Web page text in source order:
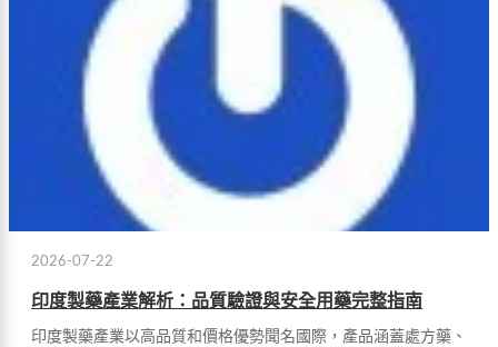
2026-07-22
印度製藥產業解析：品質驗證與安全用藥完整指南
印度製藥產業以高品質和價格優勢聞名國際，產品涵蓋處方藥、